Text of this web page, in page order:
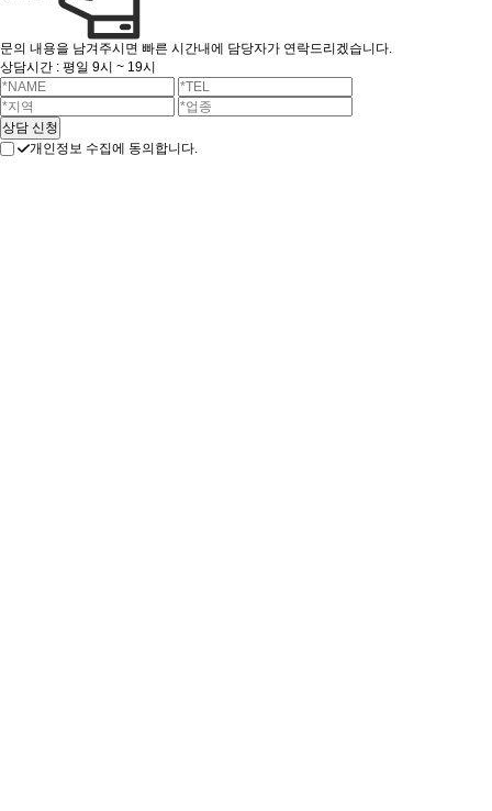
문의 내용을 남겨주시면 빠른 시간내에 담당자가 연락드리겠습니다.
상담시간 : 평일 9시 ~ 19시
개인정보 수집에 동의합니다.